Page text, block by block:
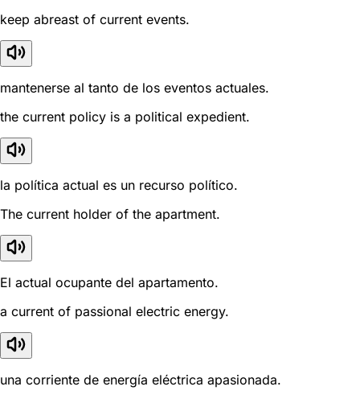
keep abreast of current events.
mantenerse al tanto de los eventos actuales.
the current policy is a political expedient.
la política actual es un recurso político.
The current holder of the apartment.
El actual ocupante del apartamento.
a current of passional electric energy.
una corriente de energía eléctrica apasionada.